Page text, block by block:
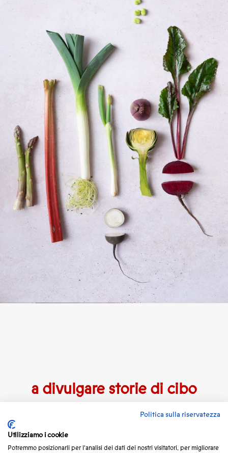
a divulgare storie di cibo
e tradizioni con l’intento
di fare cultura e rendere le
persone più consapevoli
Politica sulla riservatezza
Utilizziamo i cookie
Potremmo posizionarli per l'analisi dei dati dei nostri visitatori, per migliorare